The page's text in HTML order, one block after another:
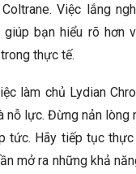
Việc lắng
bạn hiểu rõ hơn
thực tế.
làm chủ Lydian
nỗ lực. Đừng nản lòng
tức. Hãy tiếp tục thực
mở ra những khả